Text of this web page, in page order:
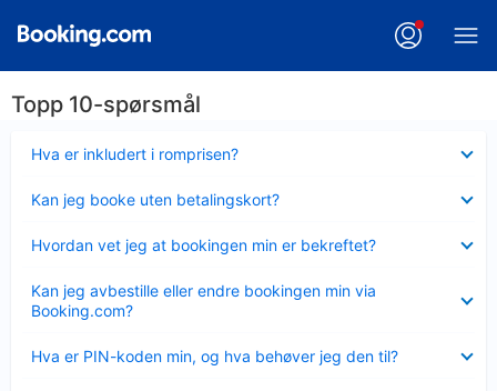
Topp 10-spørsmål
Hva er inkludert i romprisen?
mindre
Kan jeg booke uten betalingskort?
mindre
Hvordan vet jeg at bookingen min er bekreftet?
mindre
Kan jeg avbestille eller endre bookingen min via
Booking.com?
mindre
Hva er PIN-koden min, og hva behøver jeg den til?
mindre